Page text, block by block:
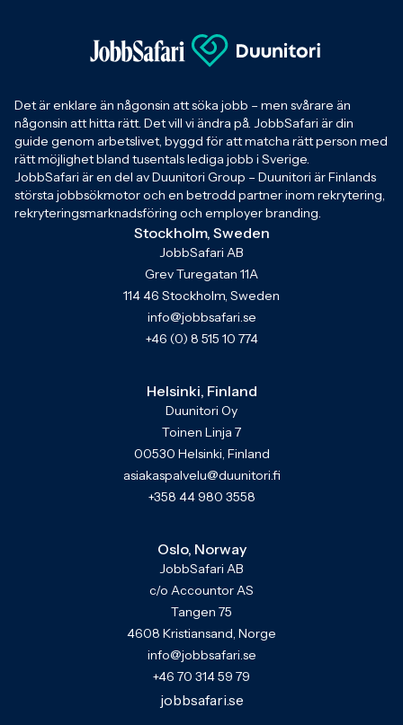
Det är enklare än någonsin att söka jobb – men svårare än
någonsin att hitta rätt. Det vill vi ändra på. JobbSafari är din
guide genom arbetslivet, byggd för att matcha rätt person med
rätt möjlighet bland tusentals lediga jobb i Sverige.
JobbSafari är en del av Duunitori Group – Duunitori är Finlands
största jobbsökmotor och en betrodd partner inom rekrytering,
rekryteringsmarknadsföring och employer branding.
Stockholm, Sweden
JobbSafari AB
Grev Turegatan 11A
114 46 Stockholm, Sweden
info@jobbsafari.se
+46 (0) 8 515 10 774
Helsinki, Finland
Duunitori Oy
Toinen Linja 7
00530 Helsinki, Finland
asiakaspalvelu@duunitori.fi
+358 44 980 3558
Oslo, Norway
JobbSafari AB
c/o Accountor AS
Tangen 75
4608 Kristiansand, Norge
info@jobbsafari.se
+46 70 314 59 79
jobbsafari.se